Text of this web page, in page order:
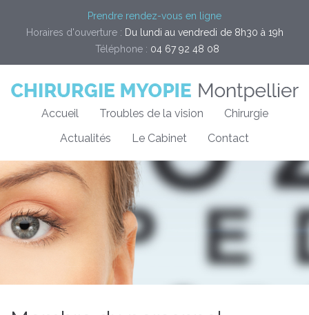
Prendre rendez-vous en ligne
Horaires d'ouverture : Du lundi au vendredi de 8h30 à 19h
Téléphone : 04 67 92 48 08
Accueil Troubles de la vision
Chirurgie
Actualités
Le Cabinet Contact